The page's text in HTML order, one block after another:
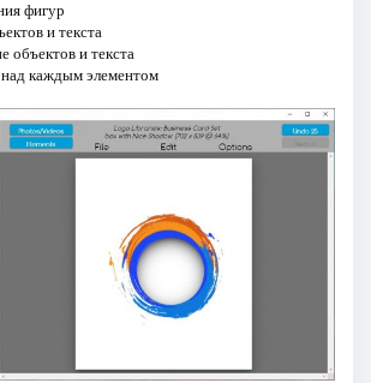
фигур
и текста
объектов и текста
каждым элементом